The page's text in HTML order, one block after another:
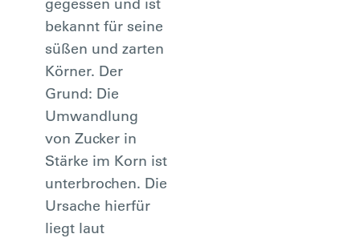
bekannt für seine
süßen und zarten
Körner. Der
Grund: Die
Umwandlung
von Zucker in
Stärke im Korn ist
unterbrochen. Die
Ursache hierfür
liegt laut